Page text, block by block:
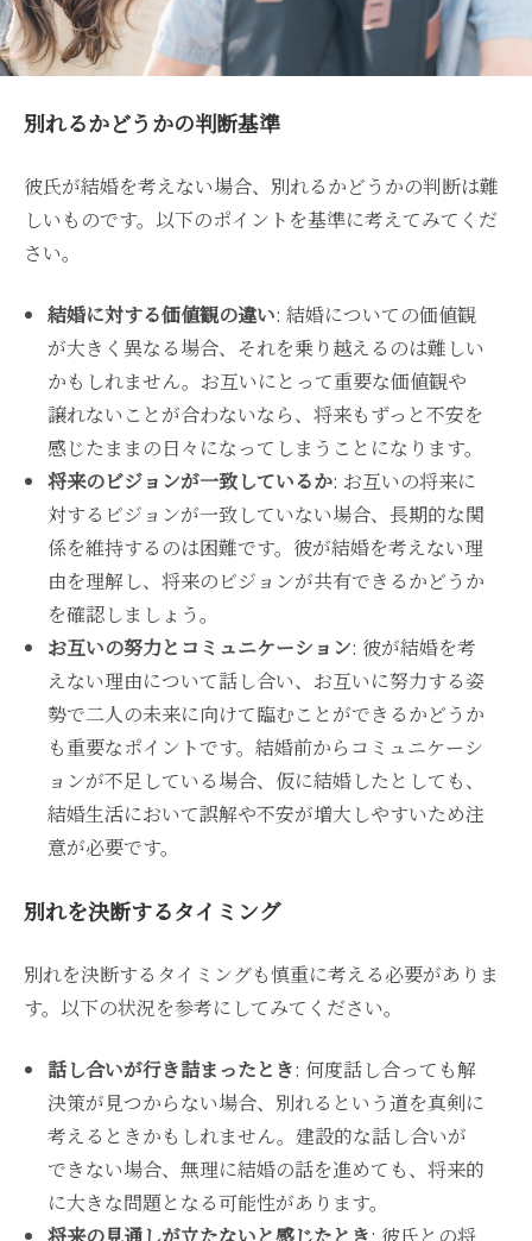
別れるかどうかの判断基準
彼氏が結婚を考えない場合、別れるかどうかの判断は難
しいものです。以下のポイントを基準に考えてみてくだ
さい。
結婚に対する価値観の違い: 結婚についての価値観
が大きく異なる場合、それを乗り越えるのは難しい
かもしれません。お互いにとって重要な価値観や
譲れないことが合わないなら、将来もずっと不安を
感じたままの日々になってしまうことになります。
将来のビジョンが一致しているか: お互いの将来に
対するビジョンが一致していない場合、長期的な関
係を維持するのは困難です。彼が結婚を考えない理
由を理解し、将来のビジョンが共有できるかどうか
を確認しましょう。
お互いの努力とコミュニケーション: 彼が結婚を考
えない理由について話し合い、お互いに努力する姿
勢で二人の未来に向けて臨むことができるかどうか
も重要なポイントです。結婚前からコミュニケーシ
ョンが不足している場合、仮に結婚したとしても、
結婚生活において誤解や不安が増大しやすいため注
意が必要です。
別れを決断するタイミング
別れを決断するタイミングも慎重に考える必要がありま
す。以下の状況を参考にしてみてください。
話し合いが行き詰まったとき: 何度話し合っても解
決策が見つからない場合、別れるという道を真剣に
考えるときかもしれません。建設的な話し合いが
できない場合、無理に結婚の話を進めても、将来的
に大きな問題となる可能性があります。